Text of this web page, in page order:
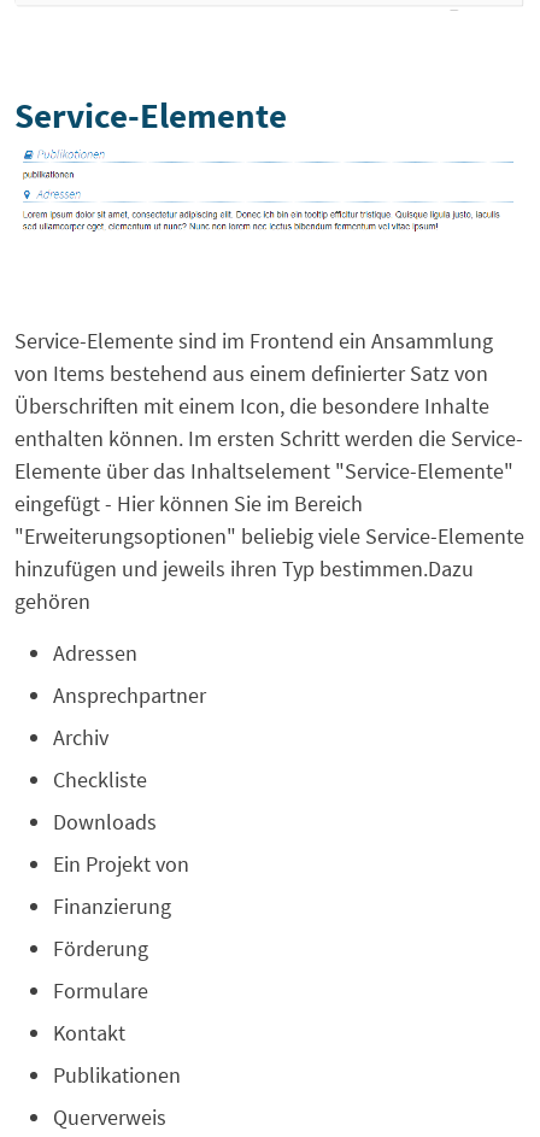
Service-Elemente
Service-Elemente sind im Frontend ein Ansammlung
von Items bestehend aus einem definierter Satz von
Überschriften mit einem Icon, die besondere Inhalte
enthalten können. Im ersten Schritt werden die Service-
Elemente über das Inhaltselement "Service-Elemente"
eingefügt - Hier können Sie im Bereich
"Erweiterungsoptionen" beliebig viele Service-Elemente
hinzufügen und jeweils ihren Typ bestimmen.Dazu
gehören
Adressen
Ansprechpartner
Archiv
Checkliste
Downloads
Ein Projekt von
Finanzierung
Förderung
Formulare
Kontakt
Publikationen
Querverweis